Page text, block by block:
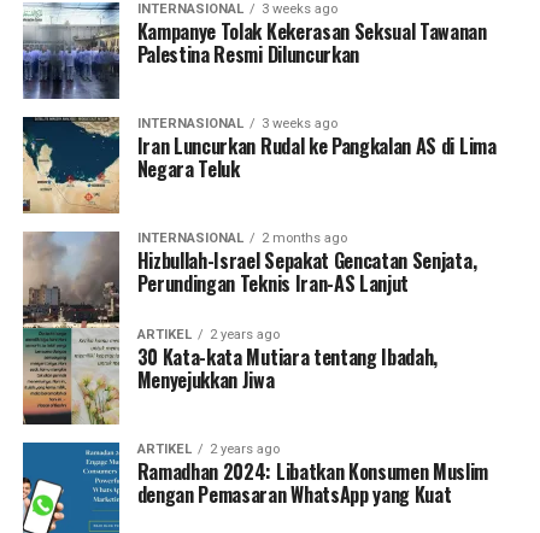
INTERNASIONAL 3 weeks ago
Kampanye Tolak Kekerasan Seksual Tawanan
Palestina Resmi Diluncurkan
INTERNASIONAL 3 weeks ago
Iran Luncurkan Rudal ke Pangkalan AS di Lima
Negara Teluk
INTERNASIONAL 2 months ago
Hizbullah-Israel Sepakat Gencatan Senjata,
Perundingan Teknis Iran-AS Lanjut
ARTIKEL 2 years ago
30 Kata-kata Mutiara tentang Ibadah,
Menyejukkan Jiwa
ARTIKEL 2 years ago
Ramadhan 2024: Libatkan Konsumen Muslim
dengan Pemasaran WhatsApp yang Kuat